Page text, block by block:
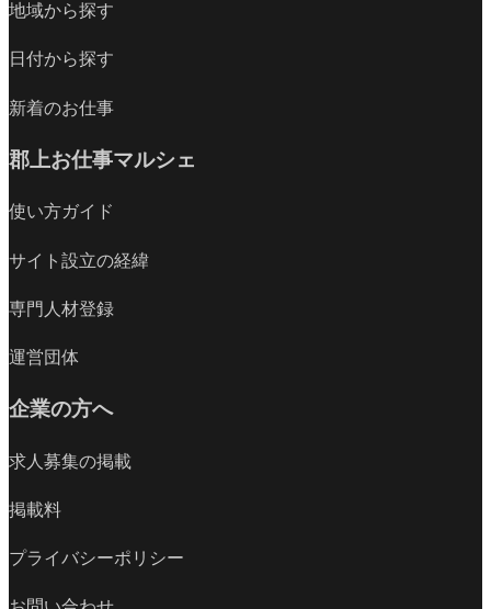
地域から探す
日付から探す
新着のお仕事
郡上お仕事マルシェ
使い方ガイド
サイト設立の経緯
専門人材登録
運営団体
企業の方へ
求人募集の掲載
掲載料
プライバシーポリシー